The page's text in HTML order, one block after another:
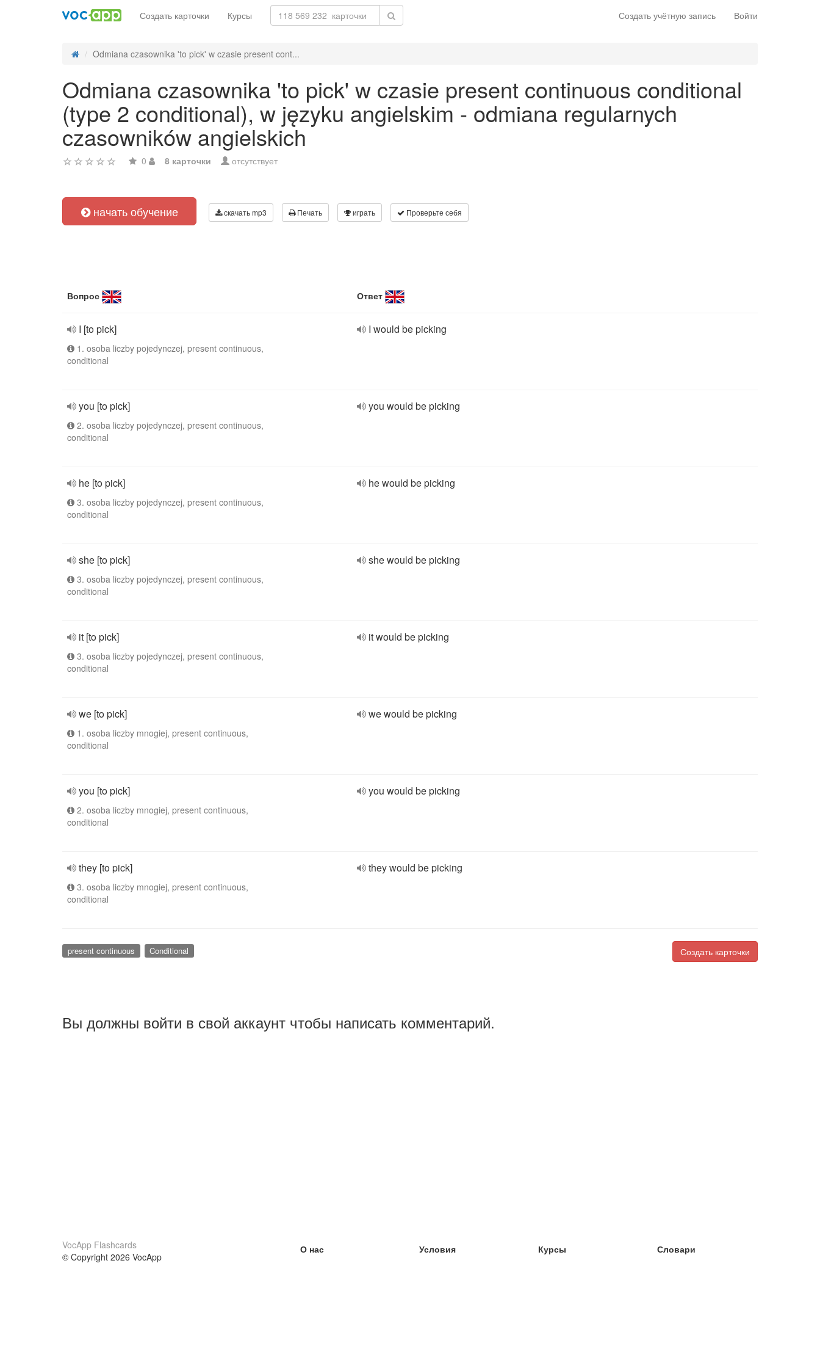
Создать учётную запись Войти
Создать карточки Курсы
Odmiana czasownika 'to pick' w czasie present cont...
Odmiana czasownika 'to pick' w czasie present continuous conditional
(type 2 conditional), w języku angielskim - odmiana regularnych
czasowników angielskich
0 8 карточки отсутствует
начать обучение скачать mp3 Печать играть Проверьте себя
Вопрос Ответ
I [to pick]
1. osoba liczby pojedynczej, present continuous,
conditional
I would be picking
you [to pick]
2. osoba liczby pojedynczej, present continuous,
conditional
you would be picking
he [to pick]
3. osoba liczby pojedynczej, present continuous,
conditional
he would be picking
she [to pick]
3. osoba liczby pojedynczej, present continuous,
conditional
she would be picking
it [to pick]
3. osoba liczby pojedynczej, present continuous,
conditional
it would be picking
we [to pick]
1. osoba liczby mnogiej, present continuous,
conditional
we would be picking
you [to pick]
2. osoba liczby mnogiej, present continuous,
conditional
you would be picking
they [to pick]
3. osoba liczby mnogiej, present continuous,
conditional
they would be picking
Создать карточки
present continuous Conditional
Вы должны войти в свой аккаунт чтобы написать комментарий.
VocApp Flashcards
© Copyright 2026 VocApp
О нас
Условия
Курсы
Словари